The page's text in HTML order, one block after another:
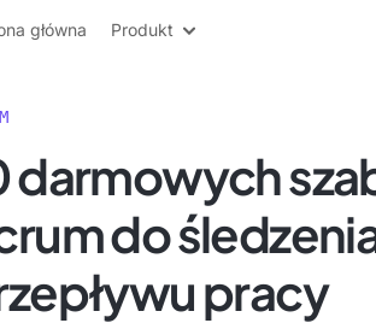
Bloggłówna Produkt
darmowych
do
pracy